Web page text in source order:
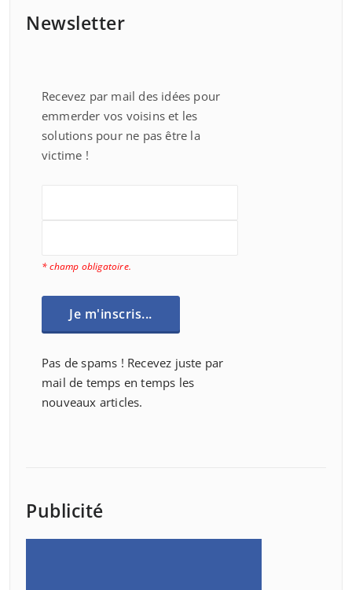
Newsletter
Recevez par mail des idées pour
emmerder vos voisins et les
solutions pour ne pas être la
victime !
* champ obligatoire.
Pas de spams ! Recevez juste par
mail de temps en temps les
nouveaux articles.
Publicité